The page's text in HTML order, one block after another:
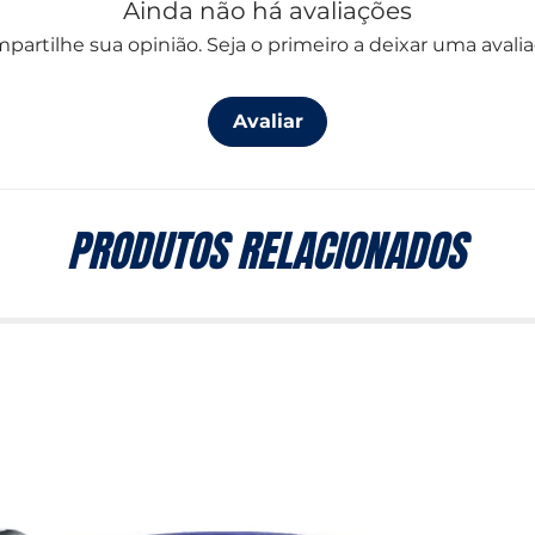
Ainda não há avaliações
sua opinião. Seja o primeiro a deixar uma
Avaliar
PRODUTOS RELACIONADOS